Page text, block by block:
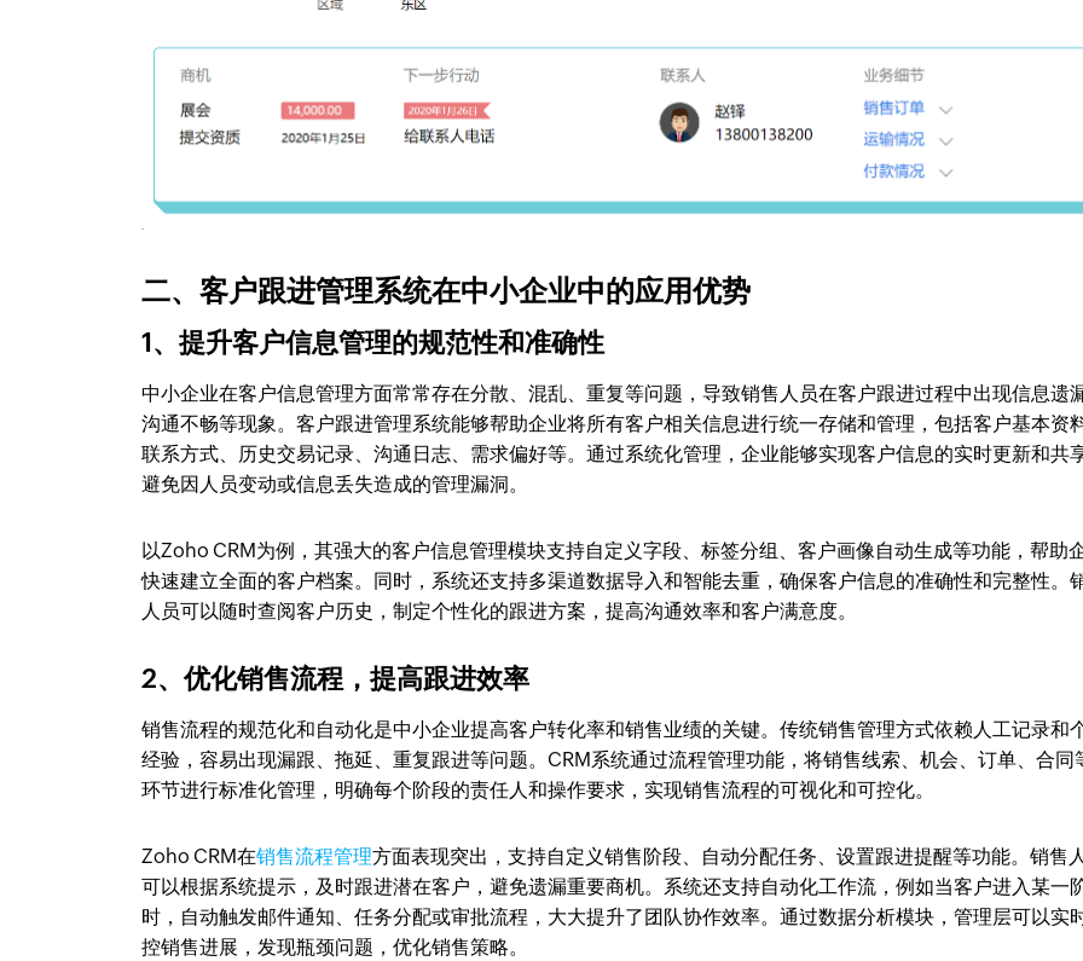
二、客户跟进管理系统在中小企业中的应用优势
1、提升客户信息管理的规范性和准确性
中小企业在客户信息管理方面常常存在分散、混乱、重复等问题，导致销售人员在客户跟进过程中出现信息遗漏
沟通不畅等现象。客户跟进管理系统能够帮助企业将所有客户相关信息进行统一存储和管理，包括客户基本资料
联系方式、历史交易记录、沟通日志、需求偏好等。通过系统化管理，企业能够实现客户信息的实时更新和共
避免因人员变动或信息丢失造成的管理漏洞。
以Zoho CRM为例，其强大的客户信息管理模块支持自定义字段、标签分组、客户画像自动生成等功能，帮助
快速建立全面的客户档案。同时，系统还支持多渠道数据导入和智能去重，确保客户信息的准确性和完整性。
人员可以随时查阅客户历史，制定个性化的跟进方案，提高沟通效率和客户满意度。
2、优化销售流程，提高跟进效率
销售流程的规范化和自动化是中小企业提高客户转化率和销售业绩的关键。传统销售管理方式依赖人工记录和
经验，容易出现漏跟、拖延、重复跟进等问题。CRM系统通过流程管理功能，将销售线索、机会、订单、合同
环节进行标准化管理，明确每个阶段的责任人和操作要求，实现销售流程的可视化和可控化。
Zoho CRM在销售流程管理方面表现突出，支持自定义销售阶段、自动分配任务、设置跟进提醒等功能。销售
可以根据系统提示，及时跟进潜在客户，避免遗漏重要商机。系统还支持自动化工作流，例如当客户进入某一
时，自动触发邮件通知、任务分配或审批流程，大大提升了团队协作效率。通过数据分析模块，管理层可以实
控销售进展，发现瓶颈问题，优化销售策略。